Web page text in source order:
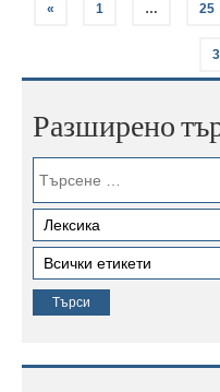
« 1 … 25
Разширено